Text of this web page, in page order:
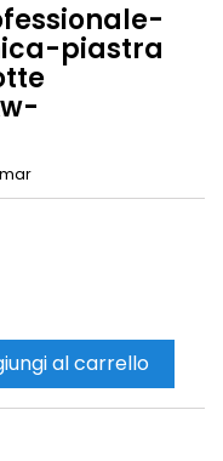
piastra
al carrello